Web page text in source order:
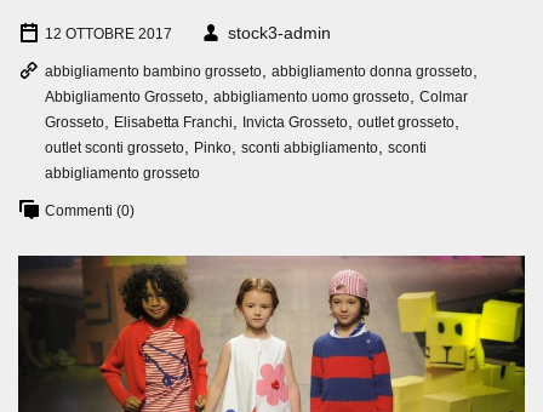
12 OTTOBRE 2017 stock3-admin
abbigliamento bambino grosseto abbigliamento donna grosseto
Abbigliamento Grosseto abbigliamento uomo grosseto Colmar
Grosseto
Elisabetta Franchi Invicta Grosseto outlet grosseto
outlet sconti grosseto Pinko sconti abbigliamento sconti
abbigliamento grosseto
Commenti (0)